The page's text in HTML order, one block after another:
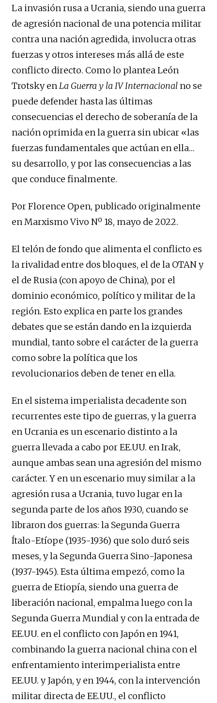
La invasión rusa a Ucrania, siendo una guerra
de agresión nacional de una potencia militar
contra una nación agredida, involucra otras
fuerzas y otros intereses más allá de este
conflicto directo. Como lo plantea León
Trotsky enLa Guerra y la IV Internacional no se
puede defender hasta las últimas
consecuencias el derecho de soberanía de la
nación oprimida en la guerra sin ubicar «las
fuerzas fundamentales que actúan en ella…
su desarrollo, y por las consecuencias a las
que conduce finalmente.
Por Florence Open, publicado originalmente
en Marxismo Vivo Nº 18, mayo de 2022.
El telón de fondo que alimenta el conflicto es
la rivalidad entre dos bloques, el de la OTAN y
el de Rusia (con apoyo de China), por el
dominio económico, político y militar de la
región. Esto explica en parte los grandes
debates que se están dando en la izquierda
mundial, tanto sobre el carácter de la guerra
como sobre la política que los
revolucionarios deben de tener en ella.
En el sistema imperialista decadente son
recurrentes este tipo de guerras, y la guerra
en Ucrania es un escenario distinto a la
guerra llevada a cabo por EE.UU. en Irak,
aunque ambas sean una agresión del mismo
carácter. Y en un escenario muy similar a la
agresión rusa a Ucrania, tuvo lugar en la
segunda parte de los años 1930, cuando se
libraron dos guerras: la Segunda Guerra
Ítalo-Etíope (1935-1936) que solo duró seis
meses, y la Segunda Guerra Sino-Japonesa
(1937-1945). Esta última empezó, como la
guerra de Etiopía, siendo una guerra de
liberación nacional, empalma luego con la
Segunda Guerra Mundial y con la entrada de
EE.UU. en el conflicto con Japón en 1941,
combinando la guerra nacional china con el
enfrentamiento interimperialista entre
EE.UU. y Japón, y en 1944, con la intervención
militar directa de EE.UU., el conflicto